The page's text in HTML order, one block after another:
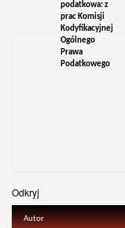
podatkowa: z
prac Komisji
Kodyfikacyjnej
Ogólnego
Prawa
Podatkowego
Odkryj
Autor